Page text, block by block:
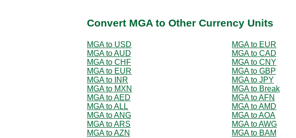
Convert MGA to Other Currency Units
MGA to USD
MGA to EUR
MGA to AUD
MGA to CAD
MGA to CHF
MGA to CNY
MGA to EUR
MGA to GBP
MGA to INR
MGA to JPY
MGA to MXN
MGA to Break
MGA to AED
MGA to AFN
MGA to ALL
MGA to AMD
MGA to ANG
MGA to AOA
MGA to ARS
MGA to AWG
MGA to AZN
MGA to BAM